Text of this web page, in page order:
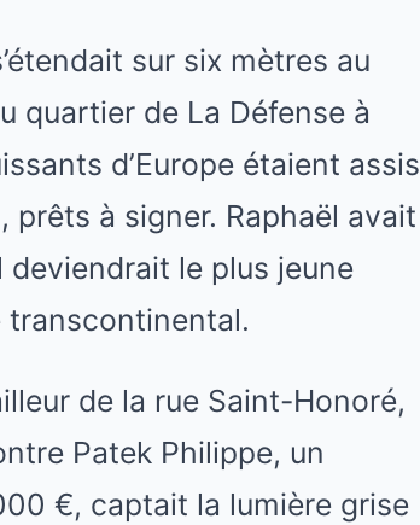
sur six mètres au
quartier de La Défense à
d’Europe étaient assis
à signer. Raphaël avait
le plus jeune
transcontinental.
de la rue Saint-Honoré,
Patek Philippe, un
€, captait la lumière grise